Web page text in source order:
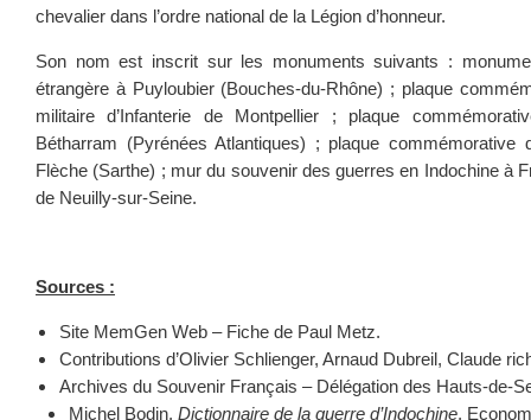
chevalier dans l’ordre national de la Légion d’honneur.
Son nom est inscrit sur les monuments suivants :
étrangère à Puyloubier (Bouches-du-Rhône) ; plaque
militaire d’Infanterie de Montpellier ; plaque
Bétharram (Pyrénées Atlantiques) ; plaque commémorative
Flèche (Sarthe) ; mur du souvenir des guerres en Indochine à
de Neuilly-sur-Seine.
Sources :
Site MemGen Web – Fiche de Paul Metz.
Contributions d’Olivier Schlienger, Arnaud Dubreil, Claude
Archives du Souvenir Français – Délégation des Hauts-de-
Michel Bodin, Dictionnaire de la guerre d’Indochine,